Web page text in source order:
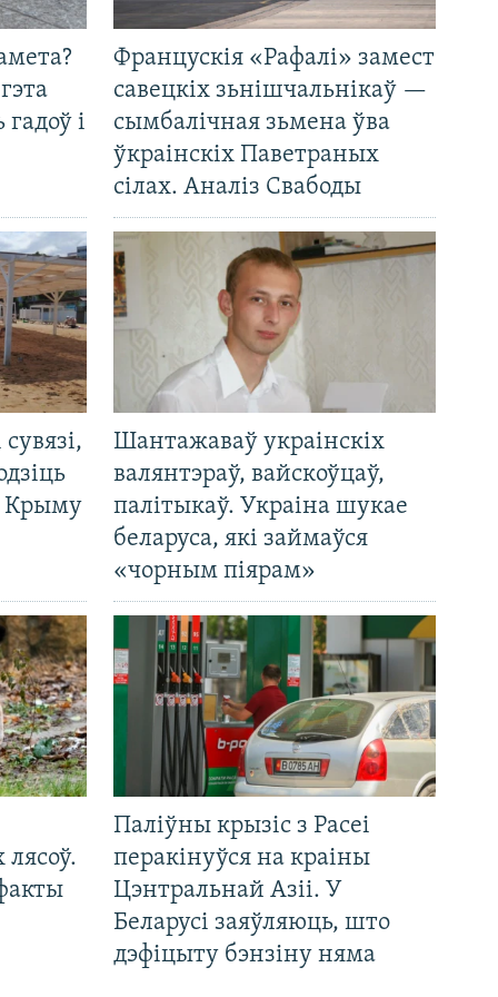
і
Францускія «Рафалі» замест
савецкіх зьнішчальнікаў —
сымбалічная зьмена ўва
ўкраінскіх Паветраных
сілах. Аналіз Свабоды
Крыму
Шантажаваў украінскіх
валянтэраў, вайскоўцаў,
палітыкаў. Украіна шукае
беларуса, які займаўся
«чорным піярам»
Паліўны крызіс з Расеі
перакінуўся на краіны
Цэнтральнай Азіі. У
Беларусі заяўляюць, што
дэфіцыту бэнзіну няма